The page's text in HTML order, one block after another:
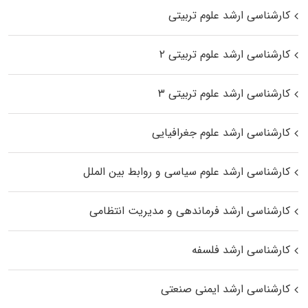
کارشناسی ارشد علوم تربیتی
کارشناسی ارشد علوم تربیتی ۲
کارشناسی ارشد علوم تربیتی ۳
کارشناسی ارشد علوم جغرافیایی
کارشناسی ارشد علوم سیاسی و روابط بین الملل
کارشناسی ارشد فرماندهی و مدیریت انتظامی
کارشناسی ارشد فلسفه
کارشناسی ارشد ایمنی صنعتی